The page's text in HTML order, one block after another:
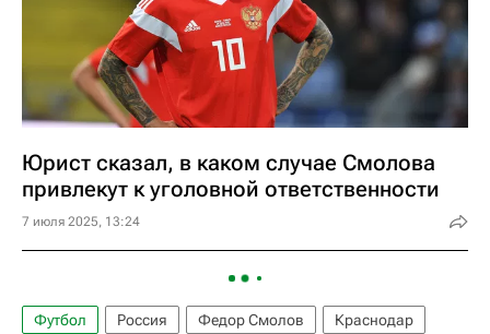
Юрист сказал, в каком случае Смолова
привлекут к уголовной ответственности
7 июля 2025, 13:24
Футбол Россия Федор Смолов Краснодар